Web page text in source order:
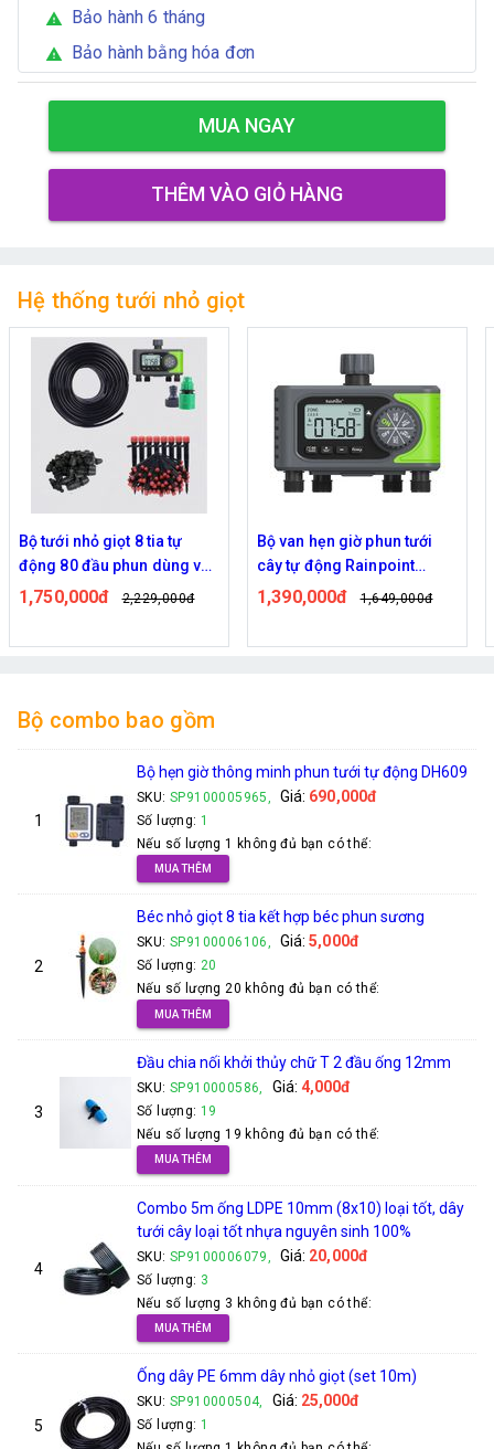
warning Bảo hành 6 tháng
warning Bảo hành bằng hóa đơn
MUA NGAY
THÊM VÀO GIỎ HÀNG
Hệ thống tưới nhỏ giọt
Bộ van hẹn giờ phun tưới
cây tự động Rainpoint
ITV405
1,390,000đ 1,649,000đ
Combo bộ tưới cây nhỏ giọt
tự động dùng bơm 370w có
40 đầu phun 8 tia
1,900,000đ 2,019,000đ
Bộ combo bao gồm
1
Bộ hẹn giờ thông minh phun tưới tự động DH609
SKU: SP9100005965, Giá: 690,000đ
Số lượng: 1
Nếu số lượng 1 không đủ bạn có thể:
MUA THÊM
2
Béc nhỏ giọt 8 tia kết hợp béc phun sương
SKU: SP9100006106, Giá:5,000đ
Số lượng: 20
Nếu số lượng 20 không đủ bạn có thể:
MUA THÊM
3
Đầu chia nối khởi thủy chữ T 2 đầu ống 12mm
SKU: SP910000586, Giá: 4,000đ
Số lượng: 19
Nếu số lượng 19 không đủ bạn có thể:
MUA THÊM
4
Combo 5m ống LDPE 10mm (8x10) loại tốt, dây
tưới cây loại tốt nhựa nguyên sinh 100%
SKU: SP9100006079, Giá: 20,000đ
Số lượng: 3
Nếu số lượng 3 không đủ bạn có thể:
MUA THÊM
5
Ống dây PE 6mm dây nhỏ giọt (set 10m)
SKU: SP910000504, Giá: 25,000đ
Số lượng: 1